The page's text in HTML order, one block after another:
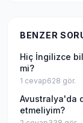
BENZER
Hiç İngilizce
mi?
1 cevap628 gör.
Avustralya'da
etmeliyim?